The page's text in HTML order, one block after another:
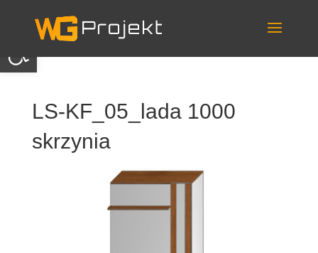
Otwórz pasek narzędzi
content
LS-KF_05_lada 1000
skrzynia